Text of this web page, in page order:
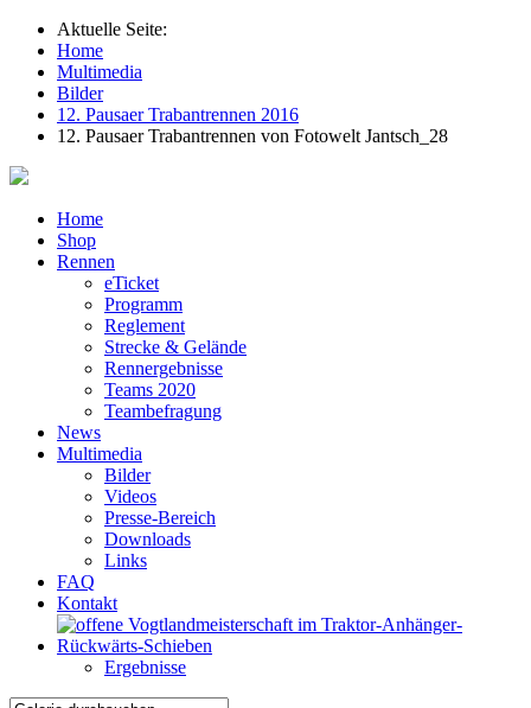
Aktuelle Seite:
Home
Multimedia
Bilder
12. Pausaer Trabantrennen 2016
12. Pausaer Trabantrennen von Fotowelt Jantsch_28
Home
Shop
Rennen
eTicket
Programm
Reglement
Strecke & Gelände
Rennergebnisse
Teams 2020
Teambefragung
News
Multimedia
Bilder
Videos
Presse-Bereich
Downloads
Links
FAQ
Kontakt
Ergebnisse